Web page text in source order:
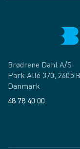
Brødrene Dahl A/S
Park Allé 370, 2605
Danmark
48 78 40 00